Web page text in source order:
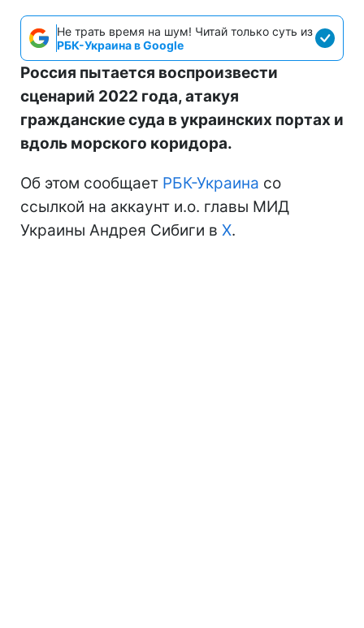
Не трать время на шум! Читай только суть из
РБК-Украина в Google
Россия пытается воспроизвести
сценарий 2022 года, атакуя
гражданские суда в украинских портах и
вдоль морского коридора.
Об этом сообщает РБК-Украина со
ссылкой на аккаунт и.о. главы МИД
Украины Андрея Сибиги в Х.